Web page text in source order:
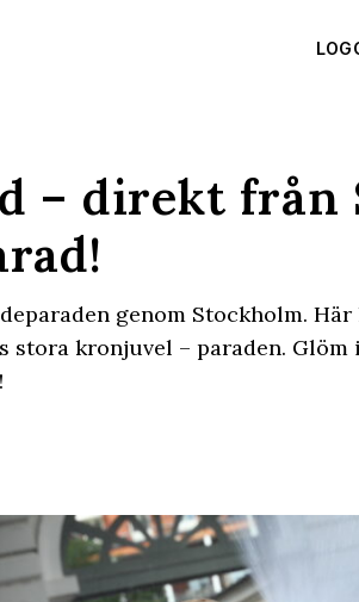
– direkt från
genom Stockholm.
stora kronjuvel – paraden.